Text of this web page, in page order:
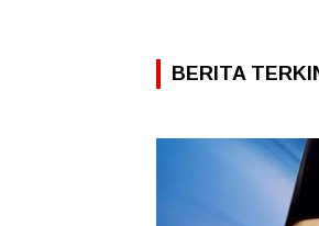
BERITA